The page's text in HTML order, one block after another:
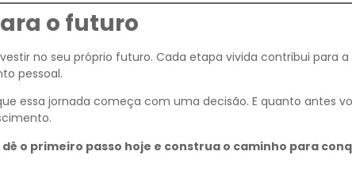
o futuro
no seu próprio futuro. Cada etapa vivida contribui para
pessoal.
essa jornada começa com uma decisão. E quanto antes
o primeiro passo hoje e construa o caminho para